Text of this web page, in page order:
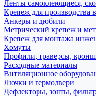
Ленты самоклеющиеся,
Крепеж для производства
Анкеры и дюбили
Метрический крепеж и
Крепеж для монтажа
Хомуты
Профили, траверсы,
Расходные материалы
Внтиляционное
Лючки и гермодвери
Дефлекторы, зонты,